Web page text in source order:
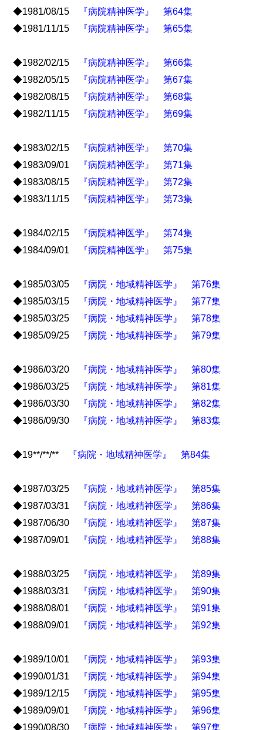
◆1981/08/15
『病院精神医学』 第64集
◆1981/11/15
『病院精神医学』 第65集
◆1982/02/15
『病院精神医学』 第66集
◆1982/05/15
『病院精神医学』 第67集
◆1982/08/15
『病院精神医学』 第68集
◆1982/11/15
『病院精神医学』 第69集
◆1983/02/15
『病院精神医学』 第70集
◆1983/09/01
『病院精神医学』 第71集
◆1983/08/15
『病院精神医学』 第72集
◆1983/11/15
『病院精神医学』 第73集
◆1984/02/15
『病院精神医学』 第74集
◆1984/09/01
『病院精神医学』 第75集
◆1985/03/05
『病院・地域精神医学』 第76集
◆1985/03/15
『病院・地域精神医学』 第77集
◆1985/03/25
『病院・地域精神医学』 第78集
◆1985/09/25
『病院・地域精神医学』 第79集
◆1986/03/20
『病院・地域精神医学』 第80集
◆1986/03/25
『病院・地域精神医学』 第81集
◆1986/03/30
『病院・地域精神医学』 第82集
◆1986/09/30
『病院・地域精神医学』 第83集
◆19**/**/** 『病院・地域精神医学』 第84集
◆1987/03/25
『病院・地域精神医学』 第85集
◆1987/03/31
『病院・地域精神医学』 第86集
◆1987/06/30
『病院・地域精神医学』 第87集
◆1987/09/01
『病院・地域精神医学』 第88集
◆1988/03/25
『病院・地域精神医学』 第89集
◆1988/03/31
『病院・地域精神医学』 第90集
◆1988/08/01
『病院・地域精神医学』 第91集
◆1988/09/01
『病院・地域精神医学』 第92集
◆1989/10/01
『病院・地域精神医学』 第93集
◆1990/01/31
『病院・地域精神医学』 第94集
◆1989/12/15
『病院・地域精神医学』 第95集
◆1989/09/01
『病院・地域精神医学』 第96集
◆1990/08/30
『病院・地域精神医学』 第97集